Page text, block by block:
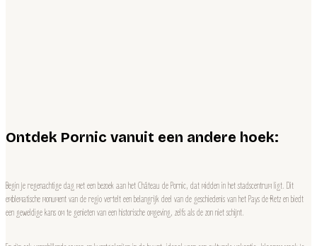
Ontdek Pornic vanuit een andere hoek:
Begin je regenachtige dag met een bezoek aan het Château de Pornic, dat midden in het stadscentrum ligt. Dit
emblematische monument van de regio vertelt een belangrijk deel van de geschiedenis van het Pays de Retz en biedt
een geweldige kans om te genieten van een historische omgeving, zelfs als de zon niet schijnt.